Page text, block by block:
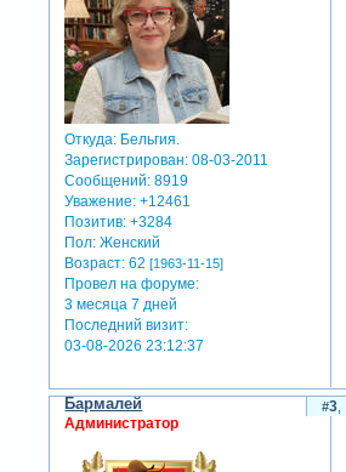
Откуда: Бельгия.
Зарегистрирован: 08-03-2011
Сообщений: 8919
Уважение: +12461
Позитив: +3284
Пол: Женский
Возраст: 62[1963-11-15]
Провел на форуме:
3 месяца 7 дней
Последний визит:
03-08-2026 23:12:37
3
Бармалей
Администратор